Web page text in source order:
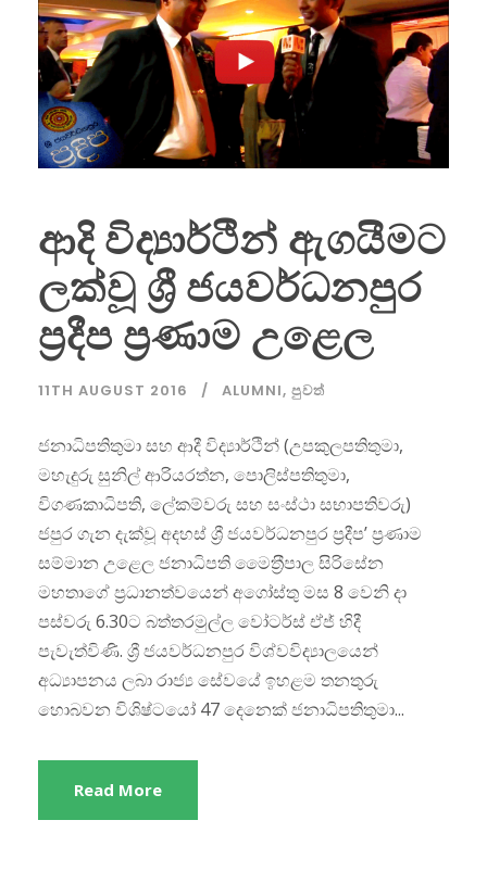
ආදි විද්‍යාර්ථින් ඇගයීමට
ලක්වූ ශ්‍රී ජයවර්ධනපුර
ප්‍රදීප ප්‍රණාම උළෙල
11TH AUGUST 2016 ALUMNI, පුවත්
ජනාධිපතිතුමා සහ ආදී විද්‍යාර්ථින් (උපකුලපතිතුමා,
මහැදුරු සුනිල් ආරියරත්න, පොලිස්පතිතුමා,
විගණකාධිපති, ලේකම්වරු සහ සංස්ථා සභාපතිවරු)
ජපුර ගැන දැක්වූ අදහස් ශ්‍රී ජයවර්ධනපුර ප‍්‍රදීප’ ප‍්‍රණාම
සම්මාන උළෙල ජනාධිපති මෛත‍්‍රීපාල සිරිසේන
මහතාගේ ප‍්‍රධානත්වයෙන් අගෝස්තු මස 8 වෙනි දා
පස්වරු 6.30ට බත්තරමුල්ල වෝටර්ස් ඒජ් හිදී
පැවැත්විණි. ශ්‍රී ජයවර්ධනපුර විශ්වවිද්‍යාලයෙන්
අධ්‍යාපනය ලබා රාජ්‍ය සේවයේ ඉහළම තනතුරු
හොබවන විශිෂ්ටයෝ 47 දෙනෙක් ජනාධිපතිතුමා...
Read More